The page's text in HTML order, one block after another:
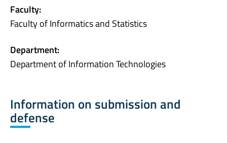
Faculty:
Faculty of Informatics and Statistics
Department:
Department of Information Technologies
Information on submission and
defense